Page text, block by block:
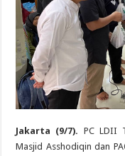
Jakarta (9/7). PC LDII
Masjid Asshodiqin dan